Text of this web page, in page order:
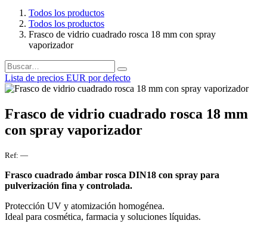
Todos los productos
Todos los productos
Frasco de vidrio cuadrado rosca 18 mm con spray
vaporizador
Lista de precios EUR por defecto
Frasco de vidrio cuadrado rosca 18 mm
con spray vaporizador
Ref: —
Frasco cuadrado ámbar rosca DIN18 con spray para
pulverización fina y controlada.
Protección UV y atomización homogénea.
Ideal para cosmética, farmacia y soluciones líquidas.